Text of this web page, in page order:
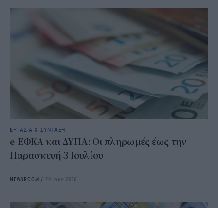
ΕΡΓΑΣΙΑ & ΣΥΝΤΑΞΗ
e-ΕΦΚΑ και ΔΥΠΑ: Οι πληρωμές έως την
Παρασκευή 3 Ιουλίου
NEWSROOM / 29 Ιουν 2026